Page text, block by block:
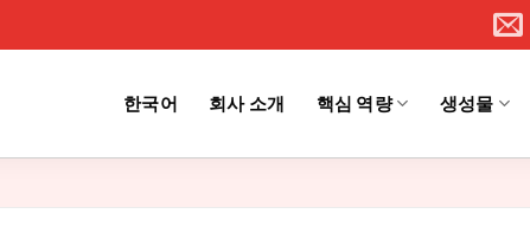
한국어 회사 소개 핵심 역량 생성물